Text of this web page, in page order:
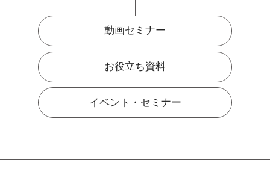
動画セミナー
お役立ち資料
イベント・セミナー